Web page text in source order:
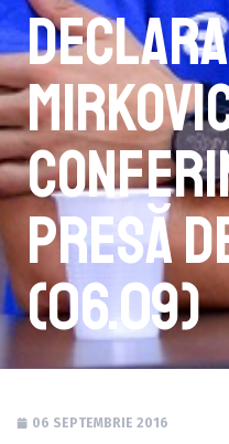
presă
(06.09)
06 SEPTEMBRIE 2016